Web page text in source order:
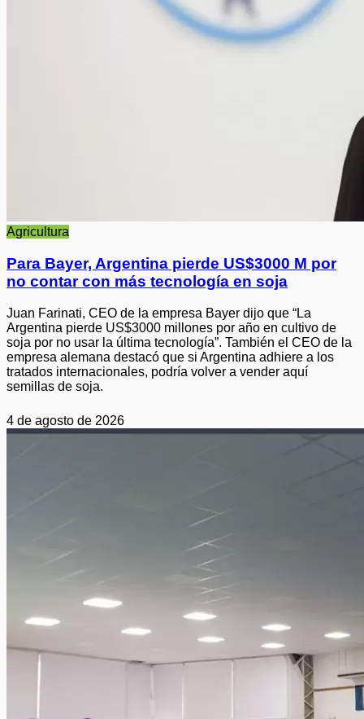
Agricultura
Para Bayer, Argentina pierde US$3000 M por
no contar con más tecnología en soja
Juan Farinati, CEO de la empresa Bayer dijo que “La
Argentina pierde US$3000 millones por año en cultivo de
soja por no usar la última tecnología”. También el CEO de la
empresa alemana destacó que si Argentina adhiere a los
tratados internacionales, podría volver a vender aquí
semillas de soja.
4 de agosto de 2026